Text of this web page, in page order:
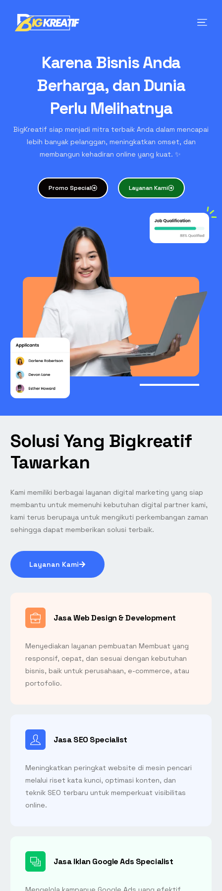
Karena Bisnis Anda
Berharga, dan Dunia
Perlu Melihatnya
BigKreatif siap menjadi mitra terbaik Anda dalam mencapai
lebih banyak pelanggan, meningkatkan omset, dan
membangun kehadiran online yang kuat. ✨
Promo Special Layanan Kami
Solusi Yang Bigkreatif
Tawarkan
Kami memiliki berbagai layanan digital marketing yang siap
membantu untuk memenuhi kebutuhan digital partner kami,
kami terus berupaya untuk mengikuti perkembangan zaman
sehingga dapat memberikan solusi terbaik.
Layanan Kami
Jasa Web Design & Development
Menyediakan layanan pembuatan Membuat yang
responsif, cepat, dan sesuai dengan kebutuhan
bisnis, baik untuk perusahaan, e-commerce, atau
portofolio.
Jasa SEO Specialist
Meningkatkan peringkat website di mesin pencari
melalui riset kata kunci, optimasi konten, dan
teknik SEO terbaru untuk memperkuat visibilitas
online.
Jasa Iklan Google Ads Specialist